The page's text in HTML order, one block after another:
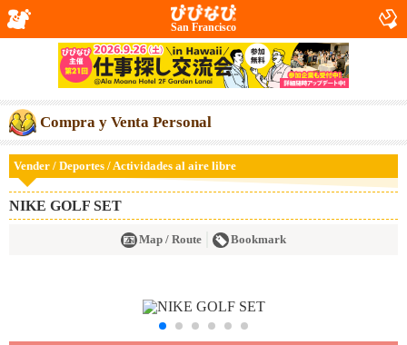
San Francisco
Compra y Venta Personal
Vender / Deportes / Actividades al aire libre
NIKE GOLF SET
Map / Route Bookmark